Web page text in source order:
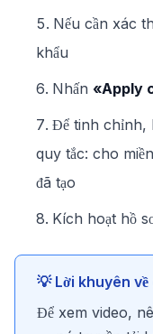
Nếu cần xác
khẩu
Nhấn «Apply
Để tinh chỉnh,
quy tắc: cho miền
đã tạo
Kích hoạt hồ
💡 Lời khuyên
Để xem video,